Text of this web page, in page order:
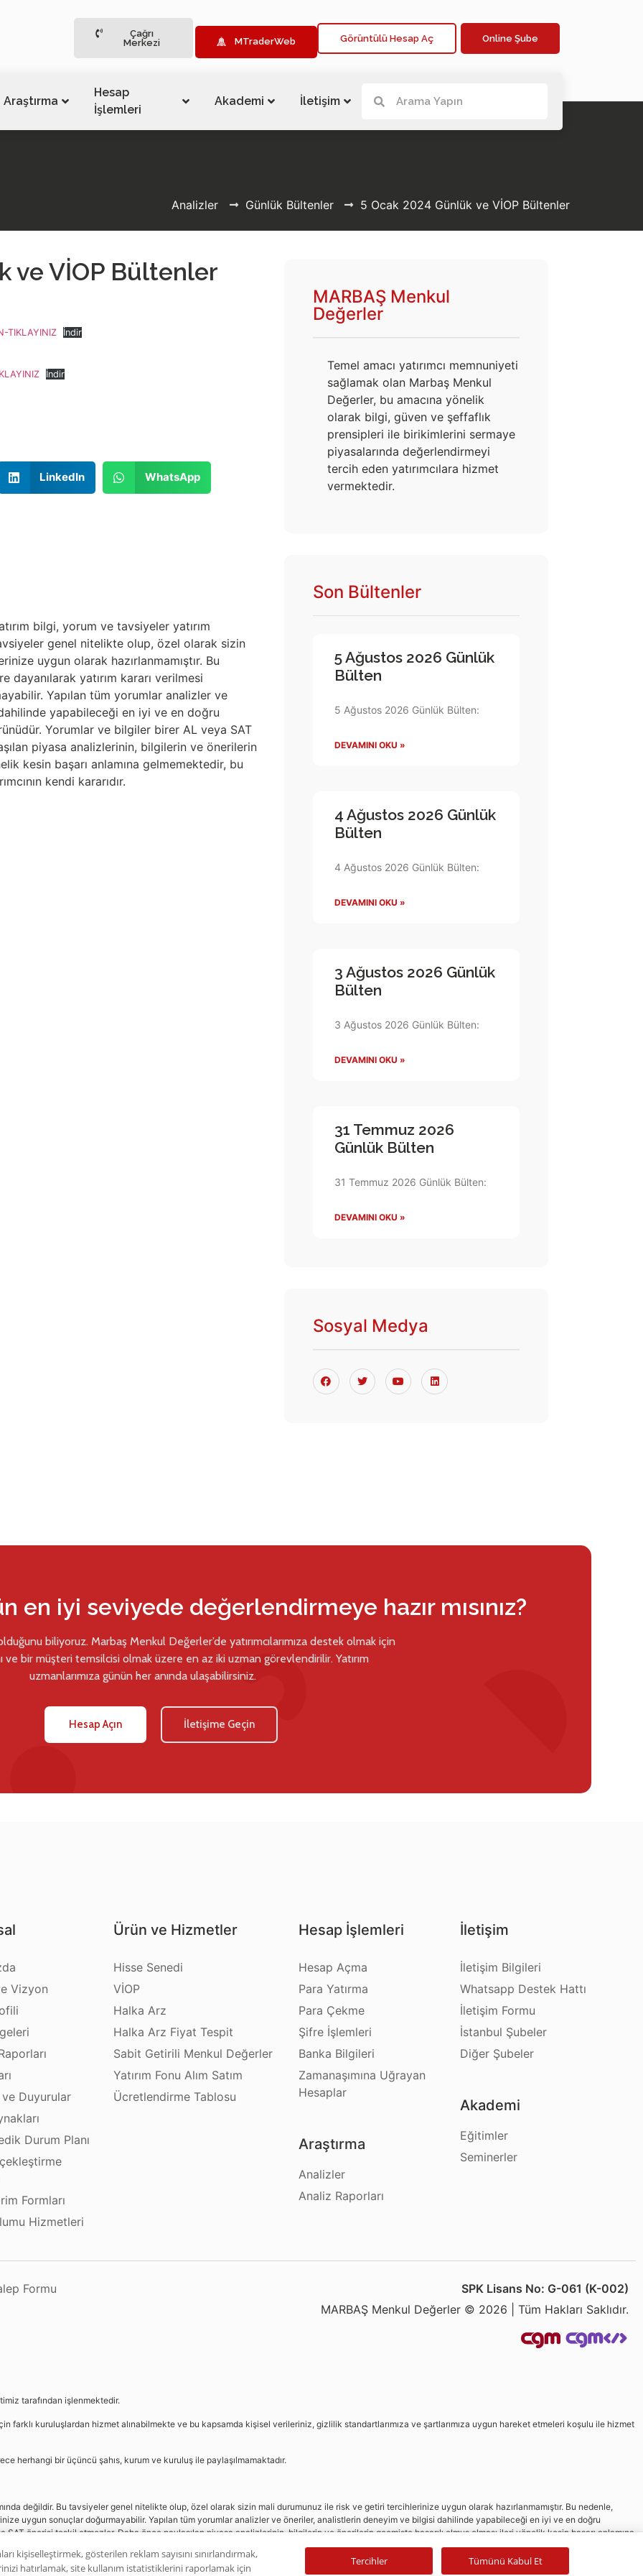
Çağrı
Merkezi
MTraderWeb Görüntülü Hesap Aç Online Şube
Araştırma
Hesap
İşlemleri
Akademi İletişim
Analizler Günlük Bültenler 5 Ocak 2024 Günlük ve VİOP Bültenler
ve VİOP Bültenler
TIKLAYINIZ İndir
İndir
LinkedIn WhatsApp
bilgi, yorum ve tavsiyeler yatırım
genel nitelikte olup, özel olarak sizin
uygun olarak hazırlanmamıştır. Bu
yatırım kararı verilmesi
Yapılan tüm yorumlar analizler ve
yapabileceği en iyi ve en doğru
Yorumlar ve bilgiler birer AL veya SAT
piyasa analizlerinin, bilgilerin ve önerilerin
kesin başarı anlamına gelmemektedir, bu
kendi kararıdır.
MARBAŞ Menkul
Değerler
Temel amacı yatırımcı memnuniyeti
sağlamak olan Marbaş Menkul
Değerler, bu amacına yönelik
olarak bilgi, güven ve şeffaflık
prensipleri ile birikimlerini sermaye
piyasalarında değerlendirmeyi
tercih eden yatırımcılara hizmet
vermektedir.
Son Bültenler
5 Ağustos 2026 Günlük
Bülten
5 Ağustos 2026 Günlük Bülten:
DEVAMINI OKU »
4 Ağustos 2026 Günlük
Bülten
4 Ağustos 2026 Günlük Bülten:
DEVAMINI OKU »
3 Ağustos 2026 Günlük
Bülten
3 Ağustos 2026 Günlük Bülten:
DEVAMINI OKU »
31 Temmuz 2026
Günlük Bülten
31 Temmuz 2026 Günlük Bülten:
DEVAMINI OKU »
Sosyal Medya
en iyi seviyede değerlendirmeye hazır mısınız?
biliyoruz. Marbaş Menkul Değerler’de yatırımcılarımıza destek olmak için
ve bir müşteri temsilcisi olmak üzere en az iki uzman görevlendirilir. Yatırım
uzmanlarımıza günün her anında ulaşabilirsiniz.
Hesap Açın İletişime Geçin
Vizyon
Duyurular
Durum Planı
Formları
Hizmetleri
Ürün ve Hizmetler
Hisse Senedi
VİOP
Halka Arz
Halka Arz Fiyat Tespit
Sabit Getirili Menkul Değerler
Yatırım Fonu Alım Satım
Ücretlendirme Tablosu
Hesap İşlemleri
Hesap Açma
Para Yatırma
Para Çekme
Şifre İşlemleri
Banka Bilgileri
Zamanaşımına Uğrayan
Hesaplar
Araştırma
Analizler
Analiz Raporları
İletişim
İletişim Bilgileri
Whatsapp Destek Hattı
İletişim Formu
İstanbul Şubeler
Diğer Şubeler
Akademi
Eğitimler
Seminerler
Formu
SPK Lisans No: G-061 (K-002)
MARBAŞ Menkul Değerler © 2026 | Tüm Hakları Saklıdır.
tarafından işlenmektedir.
farklı kuruluşlardan hizmet alınabilmekte ve bu kapsamda kişisel verileriniz, gizlilik standartlarımıza ve şartlarımıza uygun hareket etmeleri koşulu ile hizmet
herhangi bir üçüncü şahıs, kurum ve kuruluş ile paylaşılmamaktadır.
değildir. Bu tavsiyeler genel nitelikte olup, özel olarak sizin mali durumunuz ile risk ve getiri tercihlerinize uygun olarak hazırlanmamıştır. Bu nedenle,
uygun sonuçlar doğurmayabilir. Yapılan tüm yorumlar analizler ve öneriler, analistlerin deneyim ve bilgisi dahilinde yapabileceği en iyi ve en doğru
önerisi teşkil etmezler. Daha önce paylaşılan piyasa analizlerinin, bilgilerin ve önerilerin geçmişte başarılı olmuş olması ileri yönelik kesin başarı anlamına
kişiselleştirmek, gösterilen reklam sayısını sınırlandırmak,
hatırlamak, site kullanım istatistiklerini raporlamak için
Tercihler Tümünü Kabul Et